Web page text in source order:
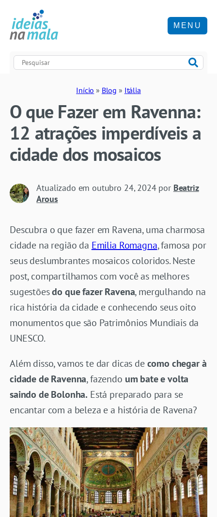
MENU
Início » Blog » Itália
O que Fazer em Ravenna:
12 atrações imperdíveis a
cidade dos mosaicos
Atualizado em outubro 24, 2024por Beatriz
Arous
Descubra o que fazer em Ravena, uma charmosa
cidade na região da Emilia Romagna, famosa por
seus deslumbrantes mosaicos coloridos. Neste
post, compartilhamos com você as melhores
sugestõesdo que fazer Ravena, mergulhando na
rica história da cidade e conhecendo seus oito
monumentos que são Patrimônios Mundiais da
UNESCO.
Além disso, vamos te dar dicas decomo chegar à
cidade de Ravenna, fazendo um bate e volta
saindo de Bolonha. Está preparado para se
encantar com a beleza e a história de Ravena?